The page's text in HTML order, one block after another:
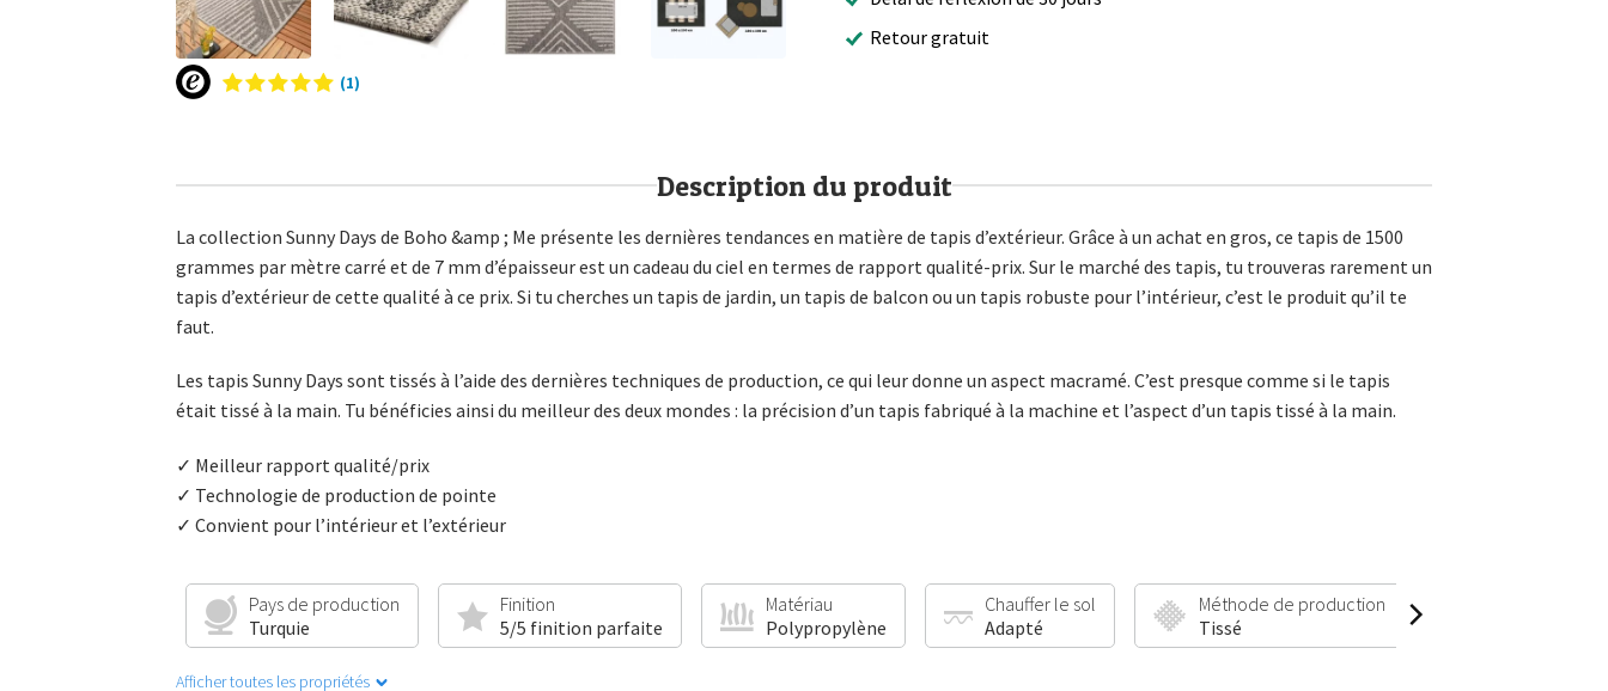
(1)
Retour gratuit
Description du produit
La collection Sunny Days de Boho &amp ; Me présente les dernières tendances en matière de tapis d’extérieur. Grâce à un achat en gros, ce tapis de 1500
grammes par mètre carré et de 7 mm d’épaisseur est un cadeau du ciel en termes de rapport qualité-prix. Sur le marché des tapis, tu trouveras rarement un
tapis d’extérieur de cette qualité à ce prix. Si tu cherches un tapis de jardin, un tapis de balcon ou un tapis robuste pour l’intérieur, c’est le produit qu’il te
faut.
Les tapis Sunny Days sont tissés à l’aide des dernières techniques de production, ce qui leur donne un aspect macramé. C’est presque comme si le tapis
était tissé à la main. Tu bénéficies ainsi du meilleur des deux mondes : la précision d’un tapis fabriqué à la machine et l’aspect d’un tapis tissé à la main.
✓ Meilleur rapport qualité/prix
✓ Technologie de production de pointe
✓ Convient pour l’intérieur et l’extérieur
Pays de production
Turquie
Finition
5/5 finition parfaite
Matériau
Polypropylène
Chauffer le sol
Adapté
Méthode de production
Tissé
Afficher toutes les propriétés